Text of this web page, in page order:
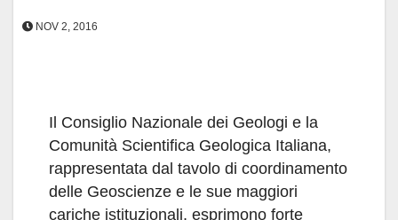
NOV 2, 2016
Il Consiglio Nazionale dei Geologi e la
Comunità Scientifica Geologica Italiana,
rappresentata dal tavolo di coordinamento
delle Geoscienze e le sue maggiori
cariche istituzionali, esprimono forte